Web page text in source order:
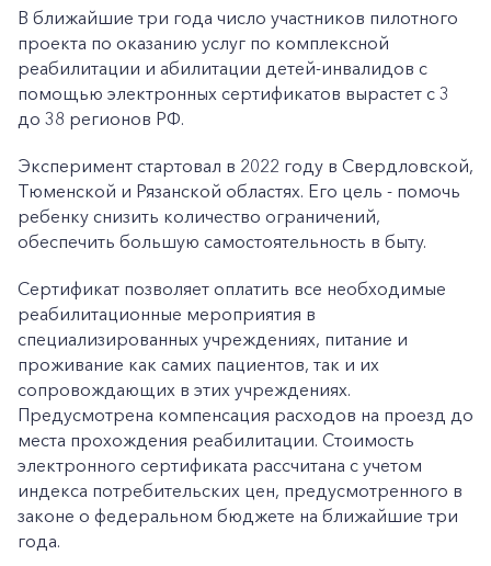
В ближайшие три года число участников пилотного
проекта по оказанию услуг по комплексной
реабилитации и абилитации детей-инвалидов с
помощью электронных сертификатов вырастет с 3
до 38 регионов РФ.
Эксперимент стартовал в 2022 году в Свердловской,
Тюменской и Рязанской областях. Его цель - помочь
ребенку снизить количество ограничений,
обеспечить большую самостоятельность в быту.
Сертификат позволяет оплатить все необходимые
реабилитационные мероприятия в
специализированных учреждениях, питание и
проживание как самих пациентов, так и их
сопровождающих в этих учреждениях.
Предусмотрена компенсация расходов на проезд до
места прохождения реабилитации. Стоимость
электронного сертификата рассчитана с учетом
индекса потребительских цен, предусмотренного в
законе о федеральном бюджете на ближайшие три
года.